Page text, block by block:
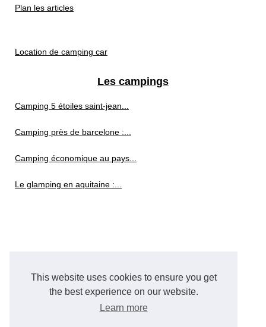
This website uses cookies to ensure you get
the best experience on our website.
Learn more
Plan les articles
Location de camping car
Les campings
Camping 5 étoiles saint-jean...
Camping près de barcelone :...
Camping économique au pays...
Le glamping en aquitaine :...